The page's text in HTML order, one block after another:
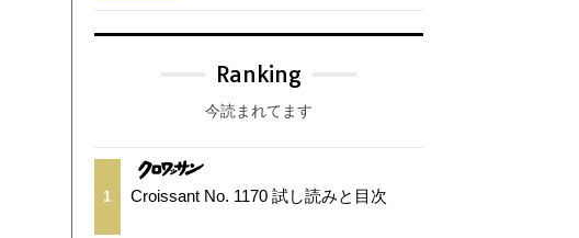
Ranking
今読まれてます
1 Croissant No. 1170 試し読みと目次